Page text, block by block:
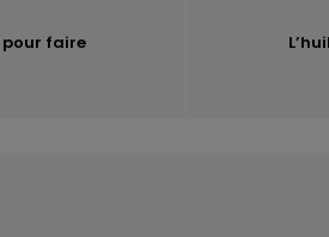
pour faire